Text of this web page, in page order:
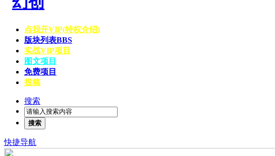
点我开VIP(特权介绍)
版块列表BBS
实战VIP项目
图文项目
免费项目
投稿
搜索
搜索
快捷导航